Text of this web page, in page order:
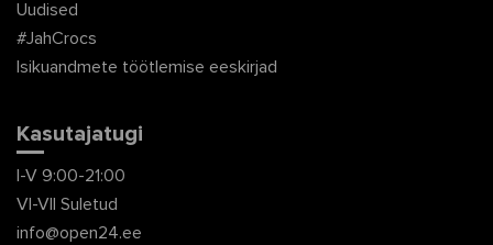
Uudised
#JahCrocs
Isikuandmete töötlemise eeskirjad
Kasutajatugi
I-V 9:00-21:00
VI-VII Suletud
info@open24.ee